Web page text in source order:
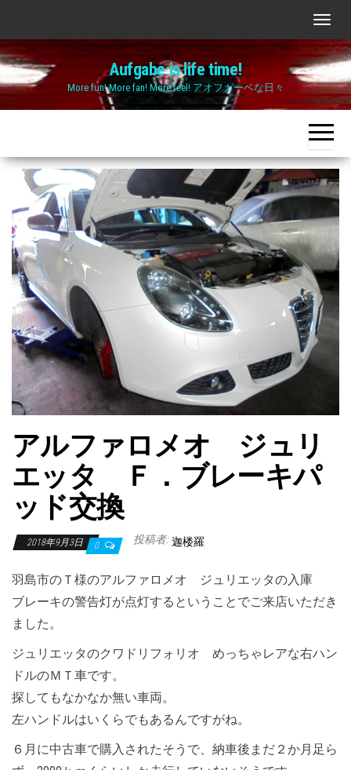
the
content
ナ
ビ
ゲ
ー
シ
ョ
ン
切
り
替
え
Aufgabe is life time!
More fun! More fan! More feel! アオフガーベな日々
アルファロメオ ジュリ
エッタ Ｆ．ブレーキパ
ッド交換
2018年9月3日 0 投稿者: 迦楼羅
羽島市のＴ様のアルファロメオ ジュリエッタの入庫
ブレーキの警告灯が点灯するということでご来店いただき
ました。
ジュリエッタのクワドリフォリオ めっちゃレアな右ハン
ドルのＭＴ車です。
探してもなかなか無い車両。
左ハンドルはいくらでもあるんですがね。
６月に中古車で購入されたそうで、納車後まだ２か月足ら